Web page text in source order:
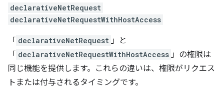
declarativeNetRequest
declarativeNetRequestWithHostAccess
「 declarativeNetRequest 」と
「 declarativeNetRequestWithHostAccess 」の権限は
同じ機能を提供します。これらの違いは、権限がリクエス
トまたは付与されるタイミングです。